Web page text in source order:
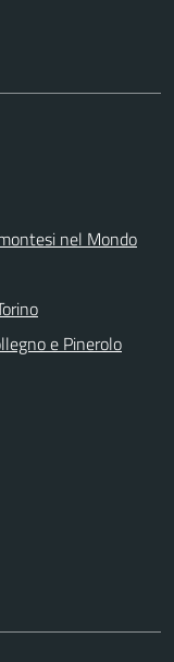
nel Mondo
e Pinerolo